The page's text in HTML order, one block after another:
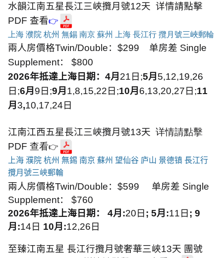
水韻江南五星長江三峽攬月號12天 详情請點擊
PDF 查看👉
上海 濮院 杭州 無錫 南京 蘇州 上海 長江行 攬月號三峽郵輪
兩人房價格Twin/Double： $299 单房差 Single
Supplement： $800
2026年抵達上海日期： 4月 21日;5月 5,12,19,26
日;6月 9日;9月 1,8,15,22日;10月 6,13,20,27日;11
月 3,10,17,24日
江南江西五星長江三峽攬月號13天 详情請點擊
PDF 查看👉
上海 濮院 杭州 無錫 南京 蘇州 望仙谷 庐山 景德镇 長江行
攬月號三峽郵輪
兩人房價格Twin/Double： $599 单房差 Single
Supplement： $760
2026年抵達上海日期： 4月 :20日; 5月 :11日; 9
月 :14日 10月 :12,26日
至臻江南五星 長江行攬月號奢華三峽13天 團號